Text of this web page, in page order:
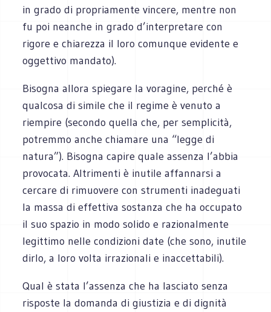
in grado di propriamente vincere, mentre non
fu poi neanche in grado d’interpretare con
rigore e chiarezza il loro comunque evidente e
oggettivo mandato).
Bisogna allora spiegare la voragine, perché è
qualcosa di simile che il regime è venuto a
riempire (secondo quella che, per semplicità,
potremmo anche chiamare una “legge di
natura”). Bisogna capire quale assenza l’abbia
provocata. Altrimenti è inutile affannarsi a
cercare di rimuovere con strumenti inadeguati
la massa di effettiva sostanza che ha occupato
il suo spazio in modo solido e razionalmente
legittimo nelle condizioni date (che sono, inutile
dirlo, a loro volta irrazionali e inaccettabili).
Qual è stata l’assenza che ha lasciato senza
risposte la domanda di giustizia e di dignità